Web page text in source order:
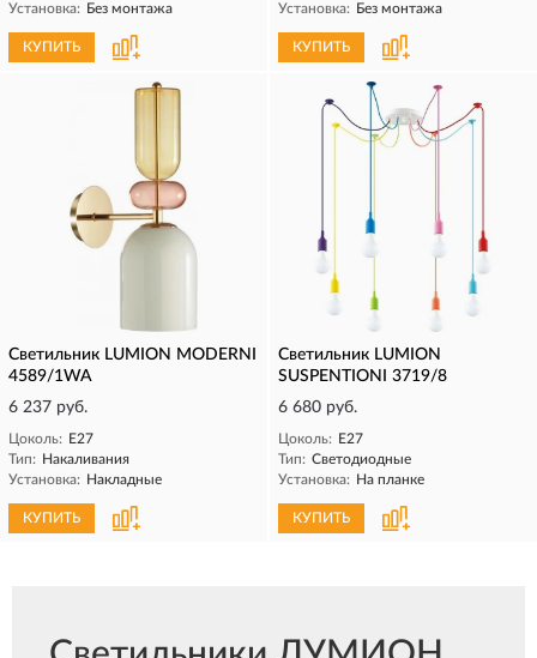
Установка: Без монтажа
КУПИТЬ
Установка: Без монтажа
КУПИТЬ
Светильник LUMION MODERNI
4589/1WA
6 237 руб.
Цоколь: E27
Тип: Накаливания
Установка: Накладные
КУПИТЬ
Светильник LUMION
SUSPENTIONI 3719/8
6 680 руб.
Цоколь: E27
Тип: Светодиодные
Установка: На планке
КУПИТЬ